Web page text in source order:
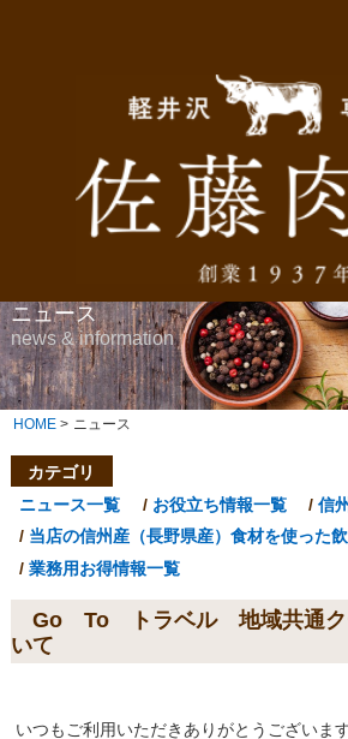
ニュース
news & information
HOME> ニュース
カテゴリ
ニュース一覧
お役立ち情報一覧
信
当店の信州産（長野県産）食材を使った
業務用お得情報一覧
Go To トラベル 地域共通ク
いて
いつもご利用いただきありがとうございます